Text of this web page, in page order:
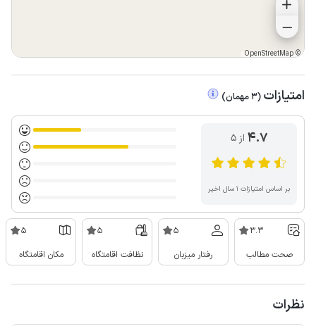
©
OpenStreetMap
امتیازات (
3مهمان)
4.7 از ۵
بر اساس امتیازات ۱ سال اخیر
3.3
صحت مطالب
5
رفتار میزبان
5
نظافت اقامتگاه
5
مکان اقامتگاه
نظرات